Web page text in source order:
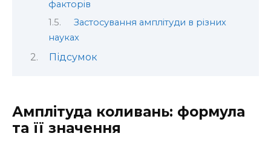
факторів
Застосування амплітуди в різних
науках
Підсумок
Амплітуда коливань: формула
та її значення